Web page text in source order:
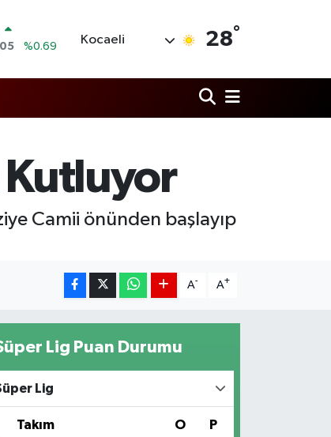
%0.39
%0
Kocaeli 28°
Kutluyor
Camii önünden başlayıp
A- A+
Lig Puan Durumu
Lig
Takım O P